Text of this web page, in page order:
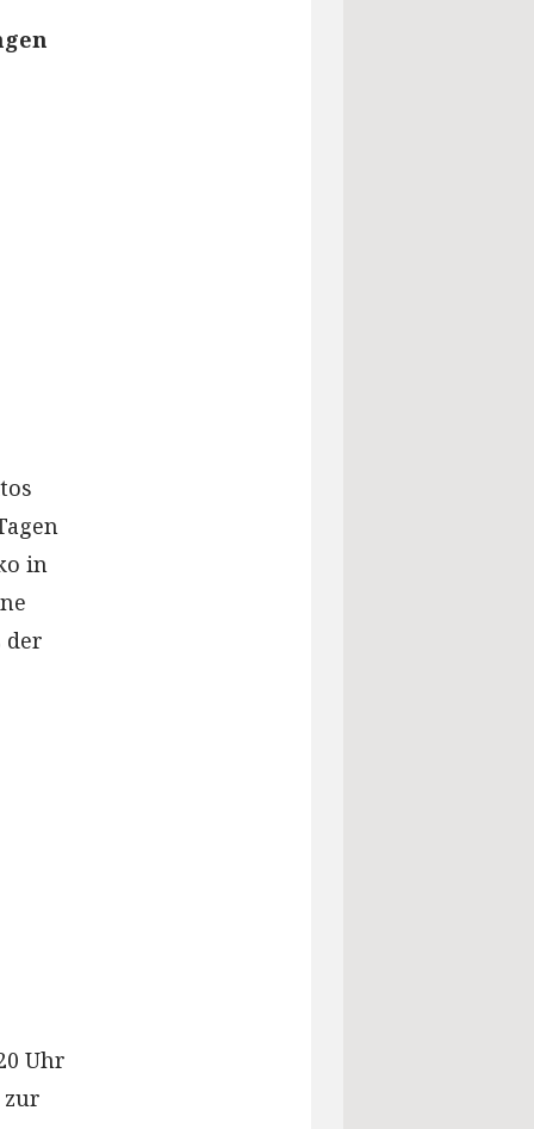
in
der
Uhr
zur